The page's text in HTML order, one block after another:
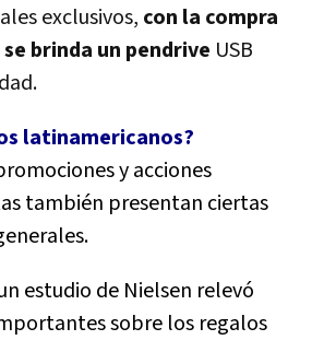
exclusivos, con la compra
brinda un pendrive USB
latinamericanos?
y acciones
también presentan ciertas
estudio de Nielsen relevó
sobre los regalos